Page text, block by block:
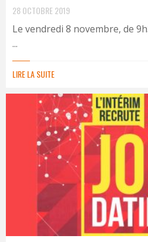
28 OCTOBRE 2019
Le vendredi 8 novembre, de
...
LIRE LA SUITE